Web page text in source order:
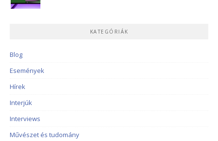
KATEGÓRIÁK
Blog
Események
Hírek
Interjúk
Interviews
Művészet és tudomány